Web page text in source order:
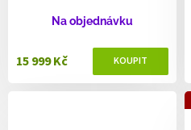
Na objednávku
15 999 Kč